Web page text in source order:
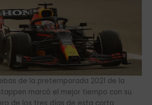
de la pretemporada 2021 de la
marcó el mejor tiempo con su
de los tres días de esta corta